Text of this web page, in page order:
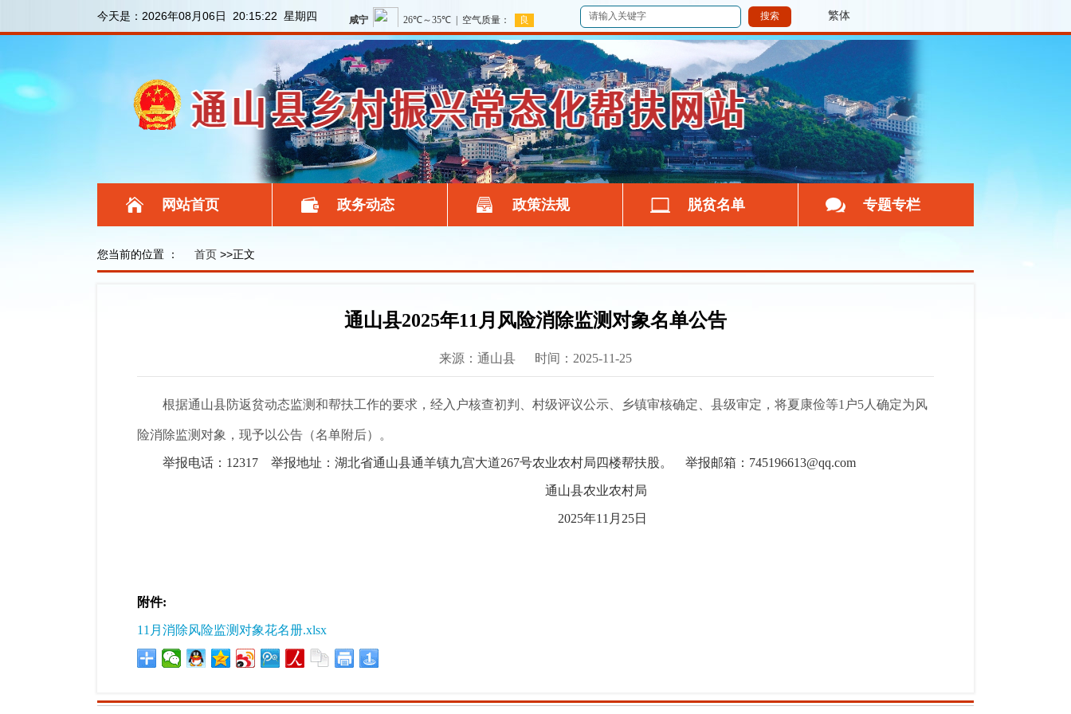
今天是： 2026年08月06日 20:15:22 星期四 繁体
网站首页 政务动态 政策法规 脱贫名单 专题专栏
您当前的位置 ： 首页 >>正文
通山县2025年11月风险消除监测对象名单公告
来源：通山县 时间：2025-11-25
根据通山县防返贫动态监测和帮扶工作的要求，经入户核查初判、村级评议公示、乡镇审核确定、县级审定，将夏康俭等1户5人 确定为风
险消除监测对象 ，现予以公告（名单附后）。
举报电话：12317 举报地址：湖北省通山县通羊镇九宫大道267号农业农村局四楼帮扶股。 举报邮箱： 745196613@qq.com
通山县农业农村局
2025年11月25日
附件:
11月消除风险监测对象花名册.xlsx